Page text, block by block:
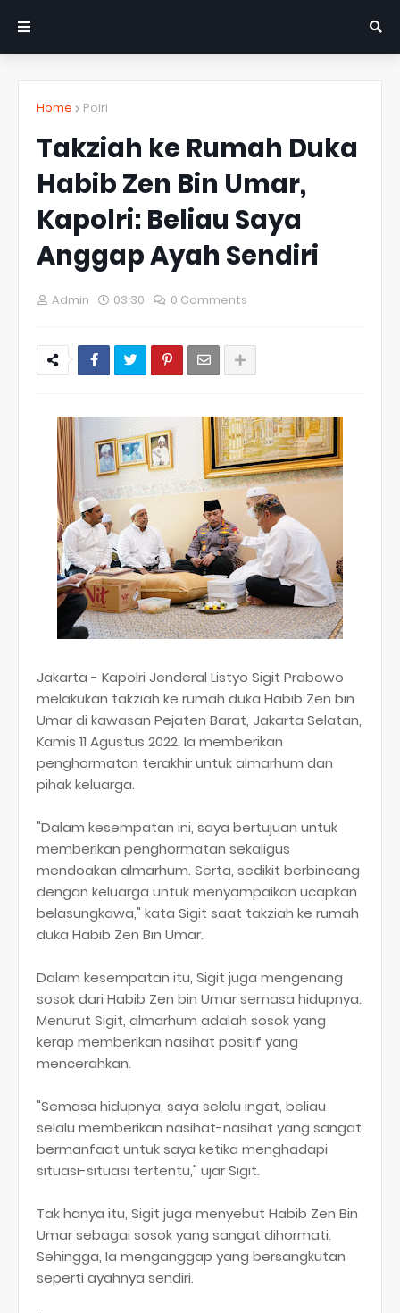
Home Polri
Takziah ke Rumah Duka
Habib Zen Bin Umar,
Kapolri: Beliau Saya
Anggap Ayah Sendiri
Admin 03:30 0 Comments
Jakarta - Kapolri Jenderal Listyo Sigit Prabowo
melakukan takziah ke rumah duka Habib Zen bin
Umar di kawasan Pejaten Barat, Jakarta Selatan,
Kamis 11 Agustus 2022. Ia memberikan
penghormatan terakhir untuk almarhum dan
pihak keluarga.
"Dalam kesempatan ini, saya bertujuan untuk
memberikan penghormatan sekaligus
mendoakan almarhum. Serta, sedikit berbincang
dengan keluarga untuk menyampaikan ucapkan
belasungkawa," kata Sigit saat takziah ke rumah
duka Habib Zen Bin Umar.
Dalam kesempatan itu, Sigit juga mengenang
sosok dari Habib Zen bin Umar semasa hidupnya.
Menurut Sigit, almarhum adalah sosok yang
kerap memberikan nasihat positif yang
mencerahkan.
"Semasa hidupnya, saya selalu ingat, beliau
selalu memberikan nasihat-nasihat yang sangat
bermanfaat untuk saya ketika menghadapi
situasi-situasi tertentu," ujar Sigit.
Tak hanya itu, Sigit juga menyebut Habib Zen Bin
Umar sebagai sosok yang sangat dihormati.
Sehingga, Ia menganggap yang bersangkutan
seperti ayahnya sendiri.